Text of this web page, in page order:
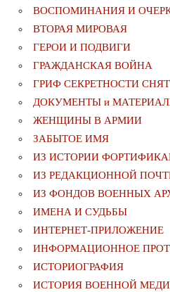
ВОСПОМИНАНИЯ И
ВТОРАЯ МИРОВАЯ
ГЕРОИ И ПОДВИГИ
ГРАЖДАНСКАЯ ВОЙНА
ГРИФ СЕКРЕТНОСТИ СНЯТ
ДОКУМЕНТЫ и
ЖЕНЩИНЫ В АРМИИ
ЗАБЫТОЕ ИМЯ
ИЗ ИСТОРИИ
ИЗ РЕДАКЦИОННОЙ
ИЗ ФОНДОВ ВОЕННЫХ
ИМЕНА И СУДЬБЫ
ИНТЕРНЕТ-ПРИЛОЖЕНИЕ
ИНФОРМАЦИОННОЕ
ИСТОРИОГРАФИЯ
ИСТОРИЯ ВОЕННОЙ